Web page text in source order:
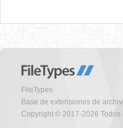
FileTypes
Base de extensiones de
Copyright © 2017-2026